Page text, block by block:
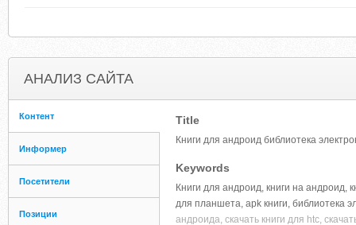
АНАЛИЗ САЙТА
Контент
Информер
Посетители
Позиции
Title
Книги для андроид библиотека
Keywords
Книги для андроид, книги на андроид,
для планшета, apk книги, библиотека
андроида, cкачать книги для htc,